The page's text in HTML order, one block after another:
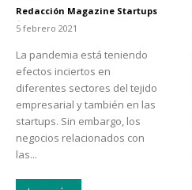
Redacción Magazine Startups
-
5 febrero 2021
La pandemia está teniendo
efectos inciertos en
diferentes sectores del tejido
empresarial y también en las
startups. Sin embargo, los
negocios relacionados con
las...